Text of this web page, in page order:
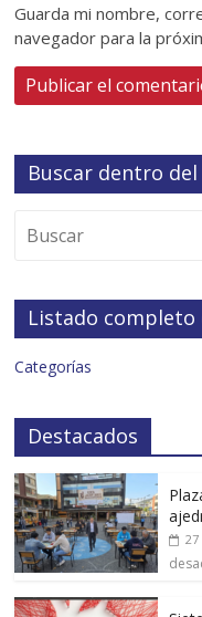
Guarda mi nombre,
navegador para la
Buscar dentro
Listado completo
Categorías
Destacados